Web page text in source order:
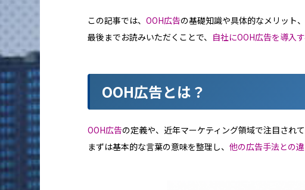
この記事では、OOH広告の基礎知識や具体的なメリット
最後までお読みいただくことで、 自社にOOH広告を導入
OOH広告とは？
OOH広告の定義や、近年マーケティング領域で注目され
まずは基本的な言葉の意味を整理し、他の広告手法との